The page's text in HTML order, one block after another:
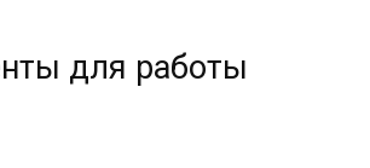
для работы